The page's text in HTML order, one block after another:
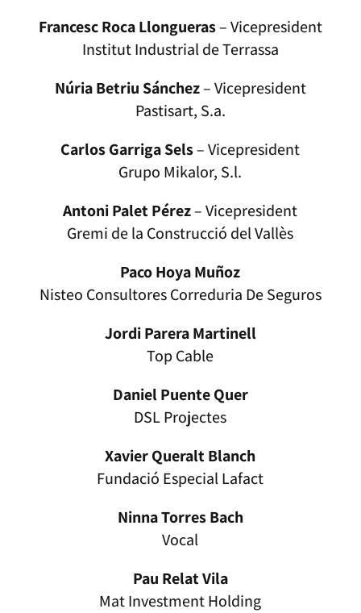
Francesc Roca Llongueras– Vicepresident
Institut Industrial de Terrassa
Núria Betriu Sánchez– Vicepresident
Pastisart, S.a.
Carlos Garriga Sels– Vicepresident
Grupo Mikalor, S.l.
Antoni Palet Pérez– Vicepresident
Gremi de la Construcció del Vallès
Paco Hoya Muñoz
Nisteo Consultores Correduria De Seguros
Jordi Parera Martinell
Top Cable
Daniel Puente Quer
DSL Projectes
Xavier Queralt Blanch
Fundació Especial Lafact
Ninna Torres Bach
Vocal
Pau Relat Vila
Mat Investment Holding